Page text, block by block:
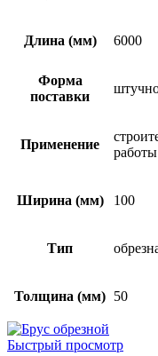
Длина (мм) 6000
Форма
поставки
Применение
работы
Ширина (мм) 100
Тип
Толщина (мм) 50
Быстрый просмотр